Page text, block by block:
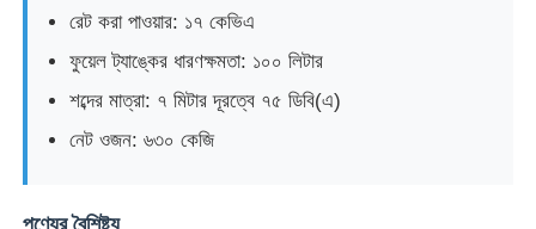
রেট করা পাওয়ার: ১৭ কেভিএ
ফুয়েল ট্যাঙ্কের ধারণক্ষমতা: ১০০ লিটার
শব্দের মাত্রা: ৭ মিটার দূরত্বে ৭৫ ডিবি(এ)
নেট ওজন: ৬৩০ কেজি
পণ্যের বৈশিষ্ট্য